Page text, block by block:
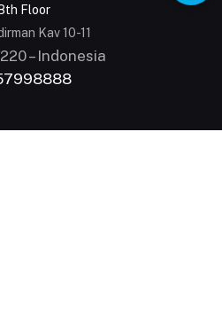
Floor
Kav 10-11
– Indonesia